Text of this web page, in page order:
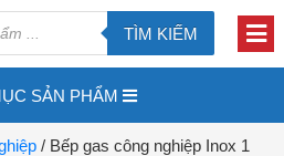
TÌM KIẾM
SẢN PHẨM
/ Bếp gas công nghiệp Inox 1